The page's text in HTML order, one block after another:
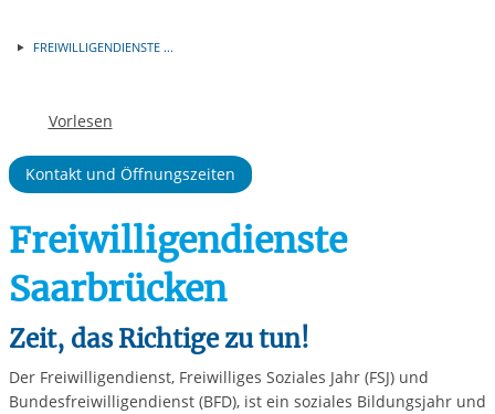
FREIWILLIGENDIENSTE ...
Vorlesen
Kontakt und Öffnungszeiten
Freiwilligendienste
Saarbrücken
Zeit, das Richtige zu tun!
Der Freiwilligendienst, Freiwilliges Soziales Jahr (FSJ) und
Bundesfreiwilligendienst (BFD), ist ein soziales Bildungsjahr und